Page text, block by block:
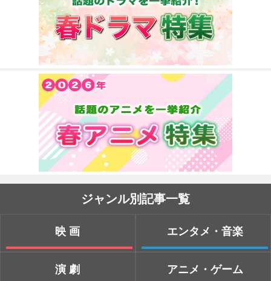
ジャンル別記事一覧
映画
演劇
エンタメ・音楽
アニメ・ゲーム